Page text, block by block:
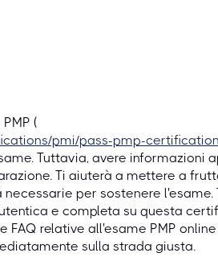
(
pmi/pass-pmp-
Tuttavia, avere informazioni
Ti aiuterà a mettere a
per sostenere
e completa su questa
FAQ relative all'esame PMP
sulla strada giusta.